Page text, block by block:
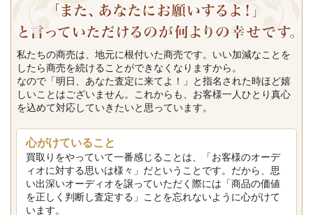
私たちの商売は、地元に根付いた商売です。いい加減なことを
したら商売を続けることができなくなりますから。
なので「明日、あなた査定に来てよ！」と指名された時ほど嬉
しいことはございません。これからも、お客様一人ひとり真心
を込めて対応していきたいと思っています。
心がけていること
買取りをやっていて一番感じることは、「お客様のオーデ
ィオに対する思いは様々」だということです。だから、思
い出深いオーディオを譲っていただく際には「商品の価値
を正しく判断し査定する」ことを忘れないように心がけて
います。